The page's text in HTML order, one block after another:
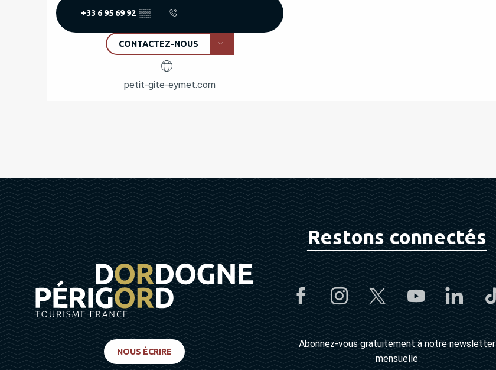
+33 6 95 69 92 ▒▒
CONTACTEZ-NOUS
petit-gite-eymet.com
NOUS ÉCRIRE
Restons connectés
Abonnez-vous gratuitement à notre newsletter
mensuelle